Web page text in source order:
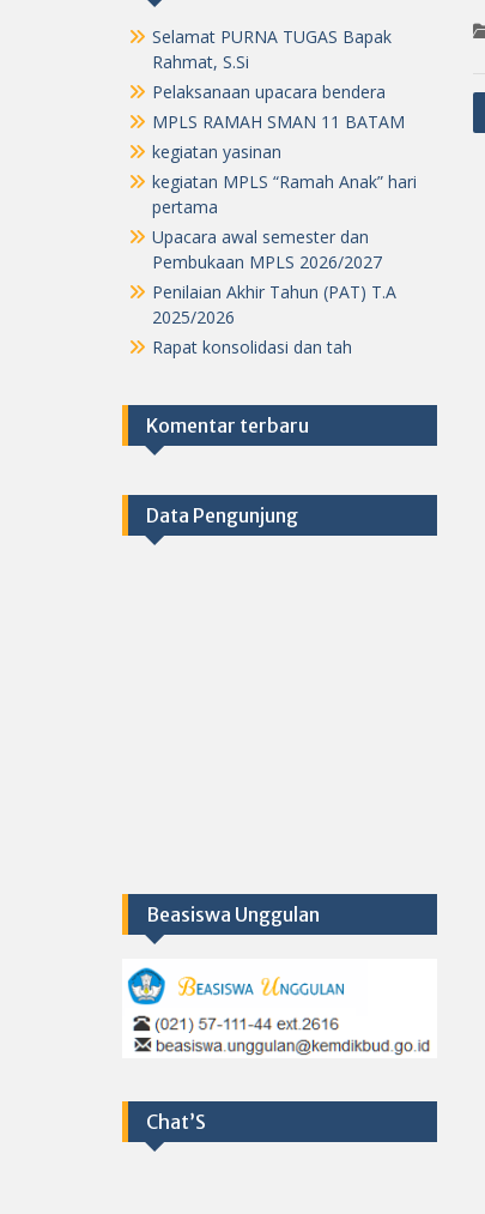
Selamat PURNA TUGAS Bapak
Rahmat, S.Si
Pelaksanaan upacara bendera
MPLS RAMAH SMAN 11 BATAM
kegiatan yasinan
kegiatan MPLS “Ramah Anak” hari
pertama
Upacara awal semester dan
Pembukaan MPLS 2026/2027
Penilaian Akhir Tahun (PAT) T.A
2025/2026
Rapat konsolidasi dan tah
Komentar terbaru
Data Pengunjung
Beasiswa Unggulan
Chat’S